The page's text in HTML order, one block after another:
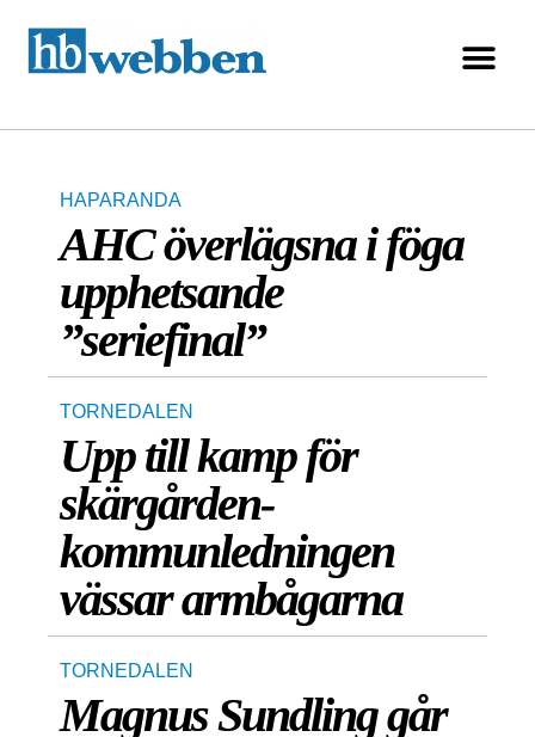
HAPARANDA
AHC överlägsna i föga
upphetsande
”seriefinal”
TORNEDALEN
Upp till kamp för
skärgården-
kommunledningen
vässar armbågarna
TORNEDALEN
Magnus Sundling går